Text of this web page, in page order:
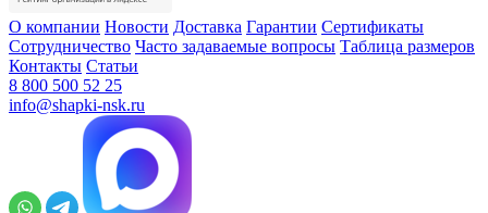
О компании Новости Доставка Гарантии Сертификаты
Сотрудничество Часто задаваемые вопросы Таблица размеров
Контакты Статьи
8 800 500 52 25
info@shapki-nsk.ru